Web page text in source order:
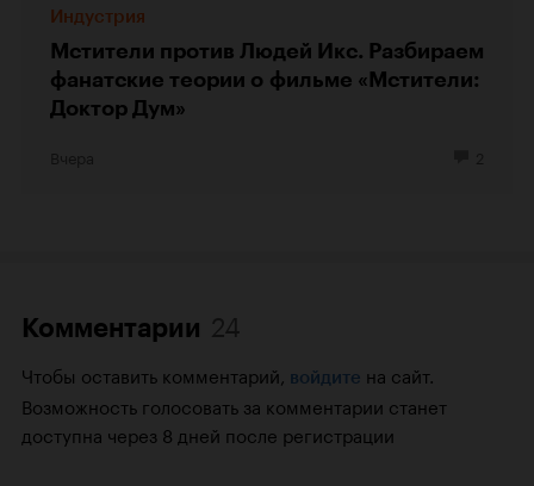
Индустрия
Мстители против Людей Икс. Разбираем
фанатские теории о фильме «Мстители:
Доктор Дум»
Комментарии
Чтобы оставить комментарий, войдите на сайт.
Возможность голосовать за комментарии станет
доступна через 8 дней после регистрации